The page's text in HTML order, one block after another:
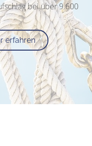
bei über 9.600
erfahren